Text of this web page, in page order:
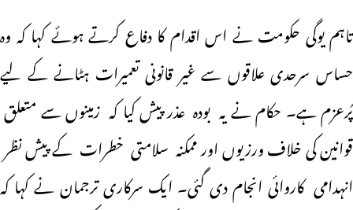
تاہم یوگی حکومت نے اس اقدام کا دفاع کرتے ہوئے کہا کہ وہ
حساس سرحدی علاقوں سے غیر قانونی تعمیرات ہٹانے کے لیے
پُرعزم ہے۔ حکام نے یہ بودہ عذر پیش کیا کہ زمینوں سے متعلق
قوانین کی خلاف ورزیوں اور ممکنہ سلامتی خطرات کے پیش نظر
انہدامی کاروائی انجام دی گئی۔ ایک سرکاری ترجمان نے کہا کہ